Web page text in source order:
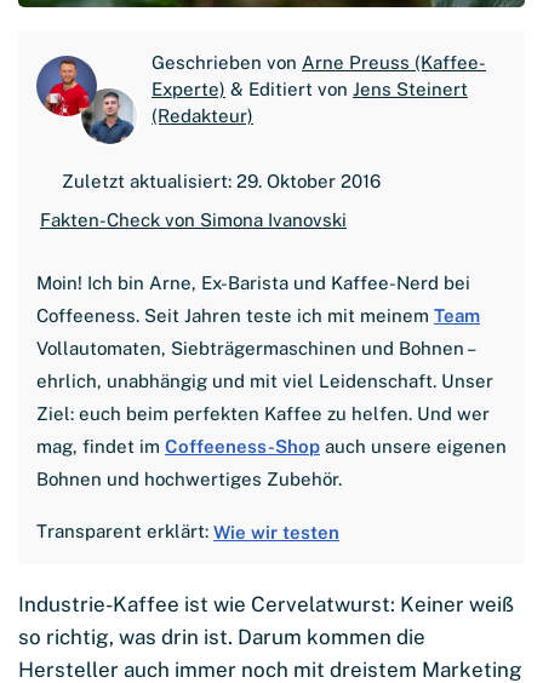
Geschrieben von Arne Preuss (Kaffee-
Experte) & Editiert von Jens Steinert
(Redakteur)
Zuletzt aktualisiert: 29. Oktober 2016
Fakten-Check von Simona Ivanovski
Moin! Ich bin Arne, Ex-Barista und Kaffee-Nerd bei
Coffeeness. Seit Jahren teste ich mit meinem Team
Vollautomaten, Siebträgermaschinen und Bohnen –
ehrlich, unabhängig und mit viel Leidenschaft. Unser
Ziel: euch beim perfekten Kaffee zu helfen. Und wer
mag, findet im Coffeeness-Shop auch unsere eigenen
Bohnen und hochwertiges Zubehör.
Transparent erklärt: Wie wir testen
Industrie-Kaffee ist wie Cervelatwurst: Keiner weiß
so richtig, was drin ist. Darum kommen die
Hersteller auch immer noch mit dreistem Marketing